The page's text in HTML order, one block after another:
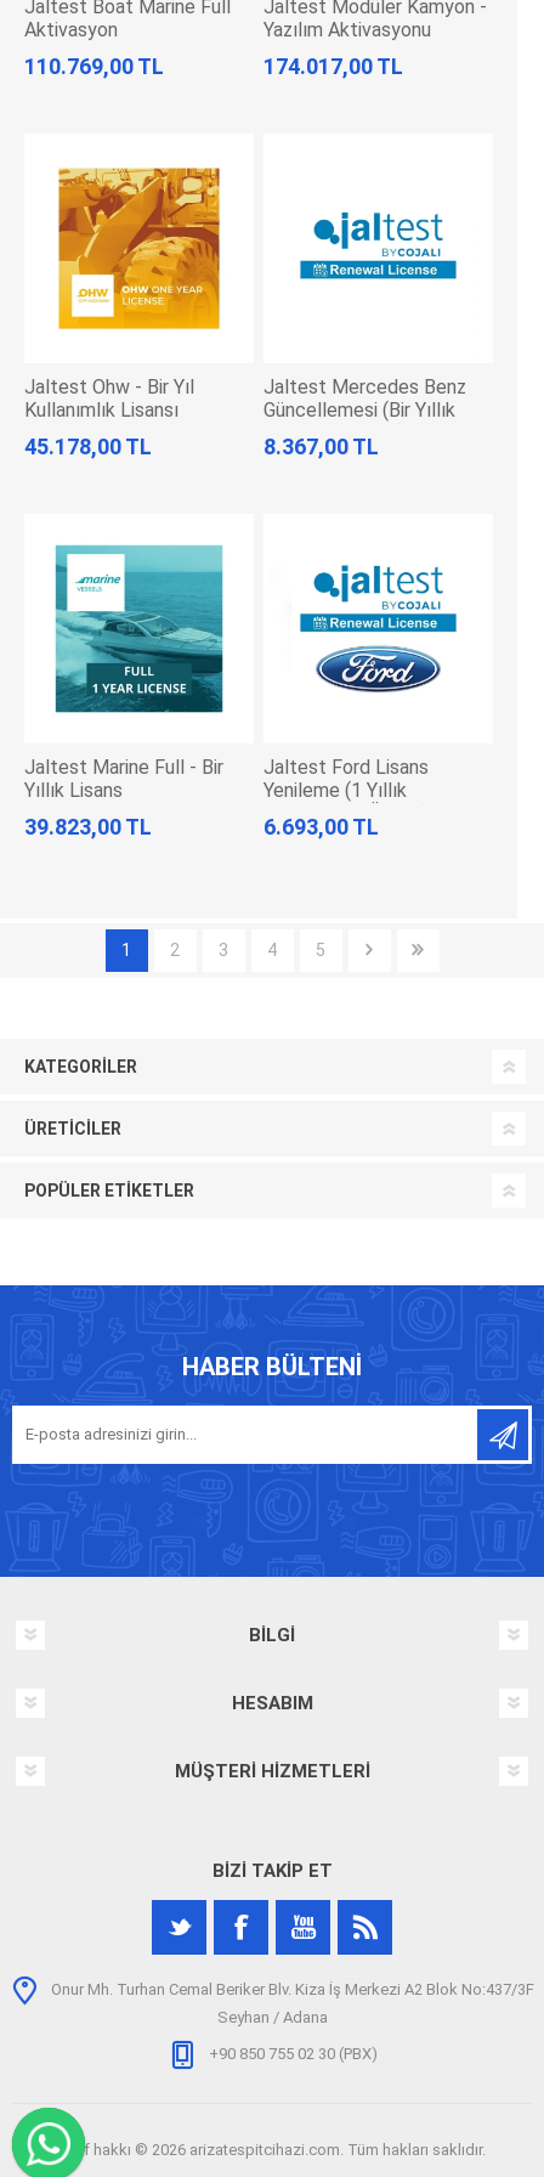
Jaltest Boat Marine Full
Aktivasyon
110.769,00 TL
Jaltest Modüler Kamyon -
Yazılım Aktivasyonu
174.017,00 TL
Jaltest Ohw - Bir Yıl
Kullanımlık Lisansı
45.178,00 TL
Jaltest Mercedes Benz
Güncellemesi (Bir Yıllık
Lisans Yenileme)
8.367,00 TL
Jaltest Marine Full - Bir
Yıllık Lisans
39.823,00 TL
Jaltest Ford Lisans
Yenileme (1 Yıllık
Güncelleme Ücreti)
6.693,00 TL
1 2 3 4 5
KATEGORILER
ÜRETICILER
POPÜLER ETIKETLER
HABER BÜLTENI
BILGI
HESABIM
MÜŞTERI HIZMETLERI
BIZI TAKIP ET
Onur Mh. Turhan Cemal Beriker Blv. Kiza İş Merkezi A2 Blok No:437/3F
Seyhan / Adana
+90 850 755 02 30 (PBX)
Telif hakkı © 2026 arizatespitcihazi.com. Tüm hakları saklıdır.